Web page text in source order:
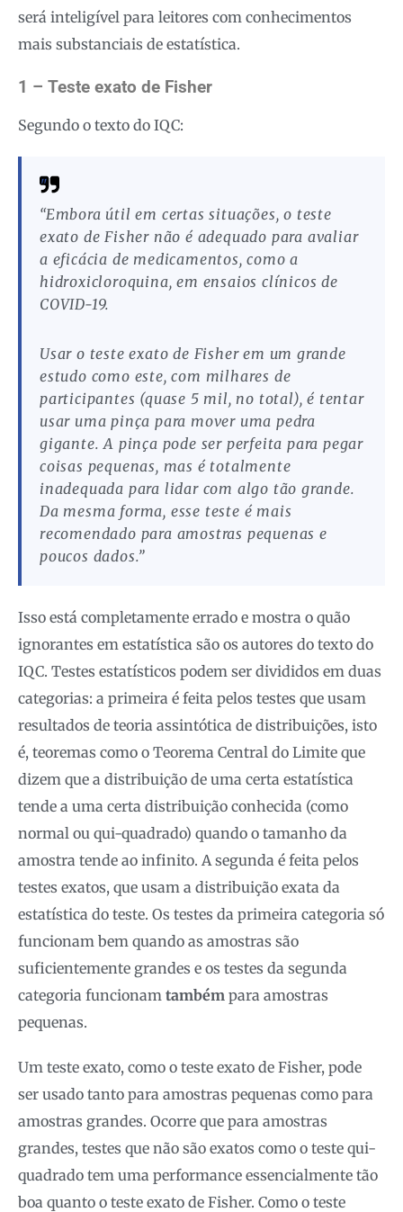
será inteligível para leitores com conhecimentos
mais substanciais de estatística.
1 – Teste exato de Fisher
Segundo o texto do IQC:
“Embora útil em certas situações, o teste
exato de Fisher não é adequado para avaliar
a eficácia de medicamentos, como a
hidroxicloroquina, em ensaios clínicos de
COVID-19.
Usar o teste exato de Fisher em um grande
estudo como este, com milhares de
participantes (quase 5 mil, no total), é tentar
usar uma pinça para mover uma pedra
gigante. A pinça pode ser perfeita para pegar
coisas pequenas, mas é totalmente
inadequada para lidar com algo tão grande.
Da mesma forma, esse teste é mais
recomendado para amostras pequenas e
poucos dados.”
Isso está completamente errado e mostra o quão
ignorantes em estatística são os autores do texto do
IQC. Testes estatísticos podem ser divididos em duas
categorias: a primeira é feita pelos testes que usam
resultados de teoria assintótica de distribuições, isto
é, teoremas como o Teorema Central do Limite que
dizem que a distribuição de uma certa estatística
tende a uma certa distribuição conhecida (como
normal ou qui-quadrado) quando o tamanho da
amostra tende ao infinito. A segunda é feita pelos
testes exatos, que usam a distribuição exata da
estatística do teste. Os testes da primeira categoria só
funcionam bem quando as amostras são
suficientemente grandes e os testes da segunda
categoria funcionam também para amostras
pequenas.
Um teste exato, como o teste exato de Fisher, pode
ser usado tanto para amostras pequenas como para
amostras grandes. Ocorre que para amostras
grandes, testes que não são exatos como o teste qui-
quadrado tem uma performance essencialmente tão
boa quanto o teste exato de Fisher. Como o teste